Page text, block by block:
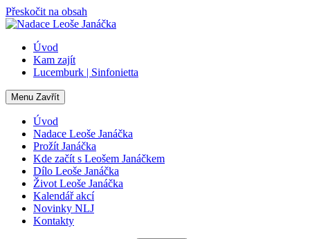
Přeskočit na obsah
Úvod
Kam zajít
Lucemburk | Sinfonietta
Menu Zavřít
Úvod
Nadace Leoše Janáčka
Prožít Janáčka
Kde začít s Leošem Janáčkem
Dílo Leoše Janáčka
Život Leoše Janáčka
Kalendář akcí
Novinky NLJ
Kontakty